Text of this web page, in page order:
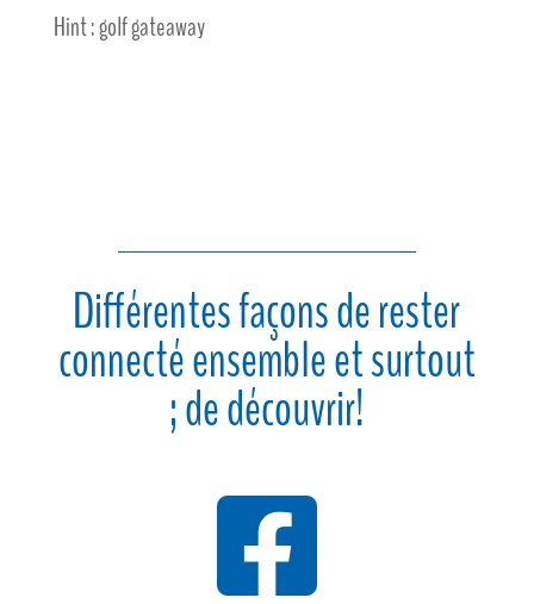
Hint : golf gateaway
Différentes façons de rester
connecté ensemble et surtout
; de découvrir!
